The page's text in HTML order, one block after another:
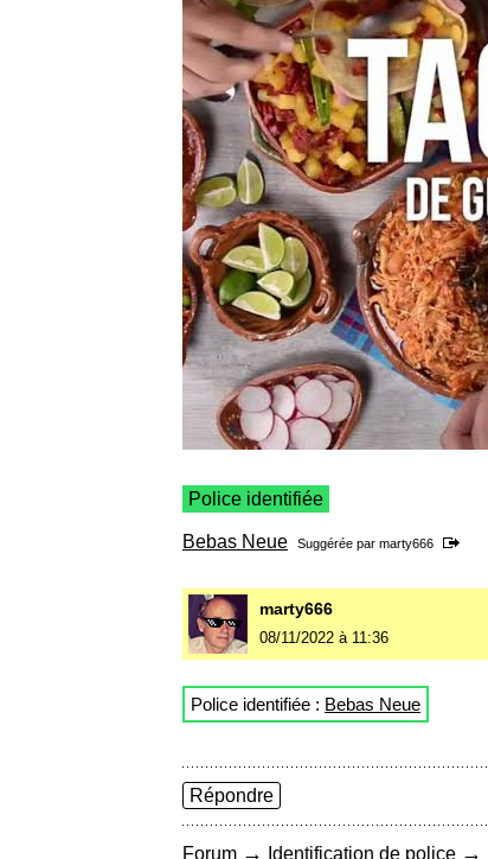
Police identifiée
Bebas Neue Suggérée par marty666
marty666
08/11/2022 à 11:36
Police identifiée : Bebas Neue
Répondre
Forum → Identification de police →